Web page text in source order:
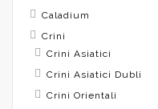
Caladium
Crini
Crini Asiatici
Crini Asiatici Dubli
Crini Orientali